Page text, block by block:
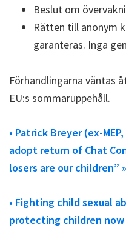
Beslut om
Rätten till anonym
garanteras. Inga
Förhandlingarna väntas
EU:s sommaruppehåll.
• Patrick Breyer (ex-
adopt return of Chat
losers are our children” »
• Fighting child sexual
protecting children